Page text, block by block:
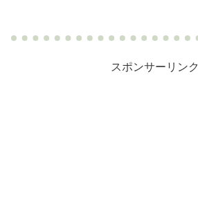
スポンサーリンク